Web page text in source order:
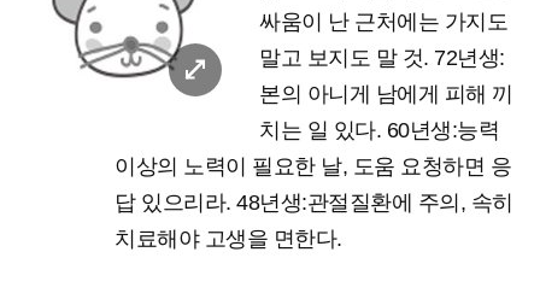
싸움이 난 근처에는 가지도
말고 보지도 말 것. 72년생:
본의 아니게 남에게 피해 끼
치는 일 있다. 60년생:능력
이상의 노력이 필요한 날, 도움 요청하면 응
답 있으리라. 48년생:관절질환에 주의, 속히
치료해야 고생을 면한다.